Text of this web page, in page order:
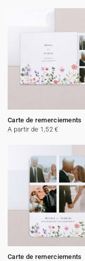
Carte de remerciements
A partir de 1,52 €
Carte de remerciements